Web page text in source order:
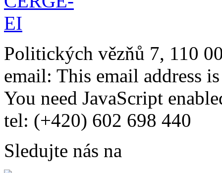
Politických vězňů 7, 110
email: This email address
You need JavaScript
tel: (+420) 602 698 440
Sledujte nás na